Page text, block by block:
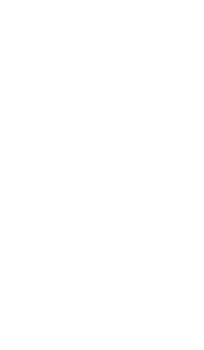
维修资料，电脑主板|硬盘|显